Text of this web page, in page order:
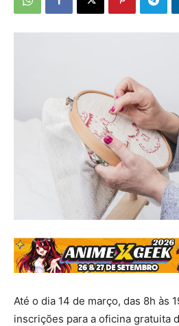
Até o dia 14 de março, das 8h às
inscrições para a oficina gratuita